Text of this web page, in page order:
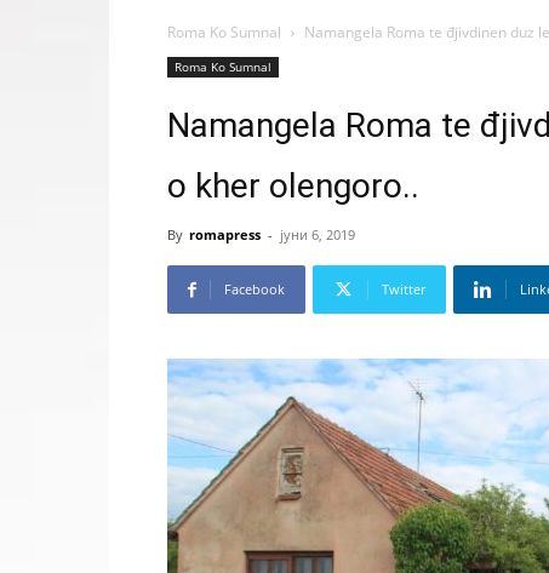
Roma Ko Sumnal Namangela Roma te đjivdinen duz
Roma Ko Sumnal
Namangela Roma te
o kher olengoro..
By romapress - јуни 6, 2019
Facebook Twitter